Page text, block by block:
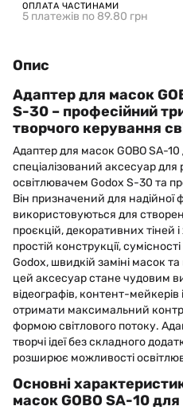
ОПЛАТА ЧАСТИНАМИ
5 платежів по 89.80 грн
Опис
Адаптер для масок
S-30 – професійний
творчого керування
Адаптер для масок GOBO SA-
спеціалізований аксесуар
освітлювачем Godox S-30 та
Він призначений для надійної
використовуються для
проєкцій, декоративних тіней
простій конструкції,
Godox, швидкій заміні масок
цей аксесуар стане чудовим
відеографів, контент-мейкерів
отримати максимальний
формою світлового потоку.
творчі ідеї без складного
розширює можливості
Основні
масок GOBO SA-10